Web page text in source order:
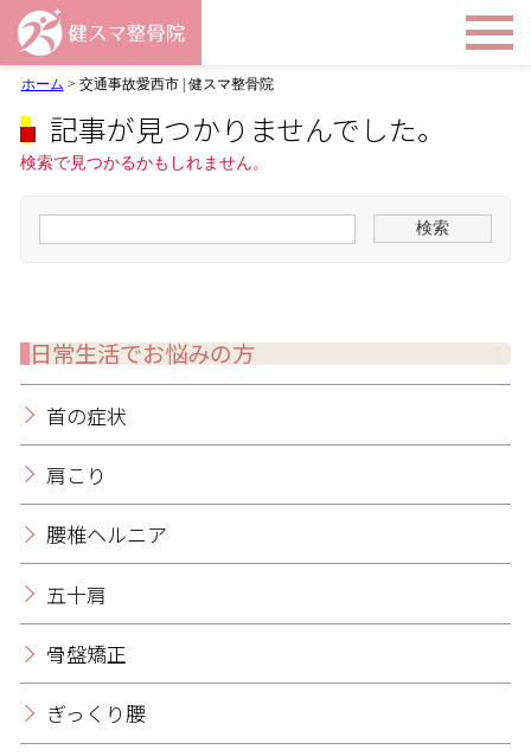
ホーム > 交通事故愛西市 | 健スマ整骨院
記事が見つかりませんでした。
検索で見つかるかもしれません。
日常生活でお悩みの方
首の症状
肩こり
腰椎ヘルニア
五十肩
骨盤矯正
ぎっくり腰